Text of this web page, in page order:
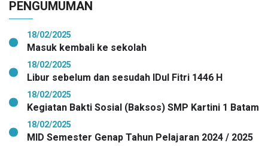
PENGUMUMAN
18/02/2025
Masuk kembali ke sekolah
18/02/2025
Libur sebelum dan sesudah IDul Fitri 1446 H
18/02/2025
Kegiatan Bakti Sosial (Baksos) SMP Kartini 1 Batam
18/02/2025
MID Semester Genap Tahun Pelajaran 2024 / 2025